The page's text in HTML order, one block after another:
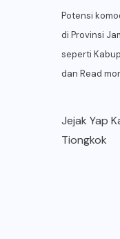
Potensi
di Provinsi
seperti
dan Read
Jejak Yap
Tiongkok